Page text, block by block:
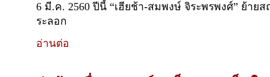
6 มี.ค. 2560 ปีนี้ “เฮียช้า-สมพงษ์ จิระพรพงศ์” ย้าย
ระลอก
อ่านต่อ